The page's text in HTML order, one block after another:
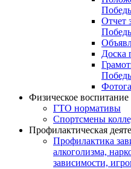
Отчет
Доска
Физическое воспитание
ГТО нормативы
Спортсмены
Профилактическая
Профилактика
алкоголизма,
зависимости,